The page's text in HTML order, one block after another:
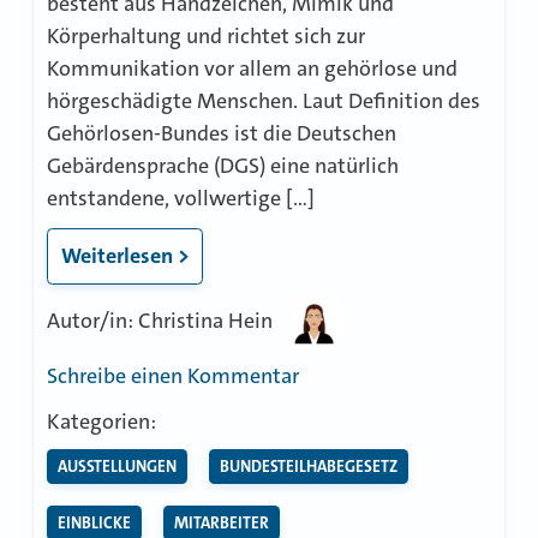
Körperhaltung und richtet sich zur
Kommunikation vor allem an gehörlose und
hörgeschädigte Menschen. Laut Definition des
Gehörlosen-Bundes ist die Deutschen
Gebärdensprache (DGS) eine natürlich
entstandene, vollwertige […]
Weiterlesen >
Autor/in: Christina Hein
Schreibe einen Kommentarzu
bei
Kategorien:
AUSSTELLUNGEN BUNDESTEILHABEGESETZ
EINBLICKE MITARBEITER